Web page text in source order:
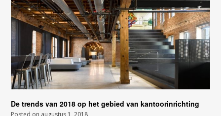
De trends van 2018 op het gebied van kantoorinrichting
Posted on augustus 1, 2018